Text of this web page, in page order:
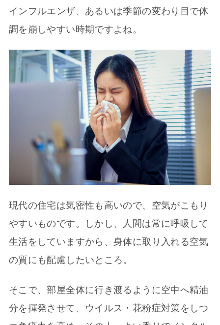
インフルエンザ、あるいは季節の変わり目で体
調を崩しやすい時期ですよね。
現代の住宅は気密性も高いので、空気がこもり
やすいものです。しかし、人間は常に呼吸して
生活をしていますから、身体に取り入れる空気
の質にも配慮したいところ。
そこで、部屋全体に行き渡るように空中へ精油
分を揮発させて、ウイルス・花粉症対策をしつ